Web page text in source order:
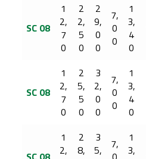
SC 08
1
2,
7
0
2
2,
5
0
2
9,
0
0
7,
0
0
1
3,
4
0
SC 08
1
2,
7
0
2
5,
5
0
3
2,
0
0
7,
0
0
1
3,
4
0
1
2,
2
8,
3
5,
7,
1
3,